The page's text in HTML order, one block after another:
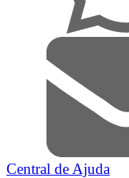
Central de Ajuda